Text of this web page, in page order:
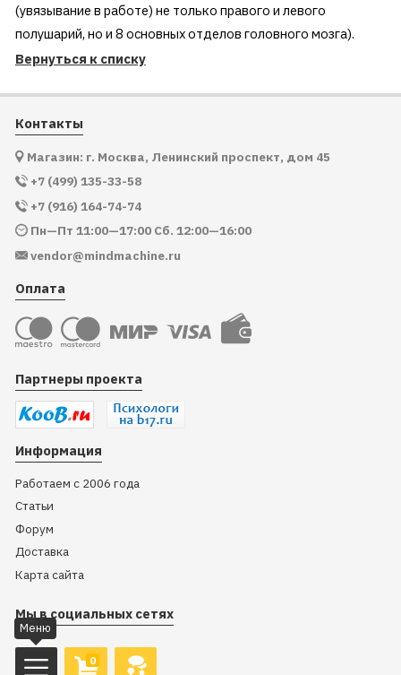
(увязывание в работе) не только правого и левого
полушарий, но и 8 основных отделов головного мозга).
Вернуться к списку
Контакты
Магазин: г. Москва, Ленинский проспект, дом 45
+7 (499) 135-33-58
+7 (916) 164-74-74
Пн—Пт 11:00—17:00 Сб. 12:00—16:00
vendor@mindmachine.ru
Оплата
Партнеры проекта
Информация
Работаем с 2006 года
Статьи
Форум
Доставка
Карта сайта
Мы в социальных сетях
Меню
0